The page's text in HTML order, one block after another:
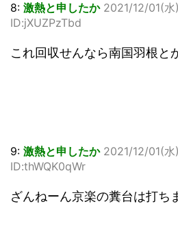
8: 激熱と申したか 2021/12/01(水
ID:jXUZPzTbd
これ回収せんなら南国羽根と
9: 激熱と申したか 2021/12/01(水
ID:thWQK0qWr
ざんねーん京楽の糞台は打ち